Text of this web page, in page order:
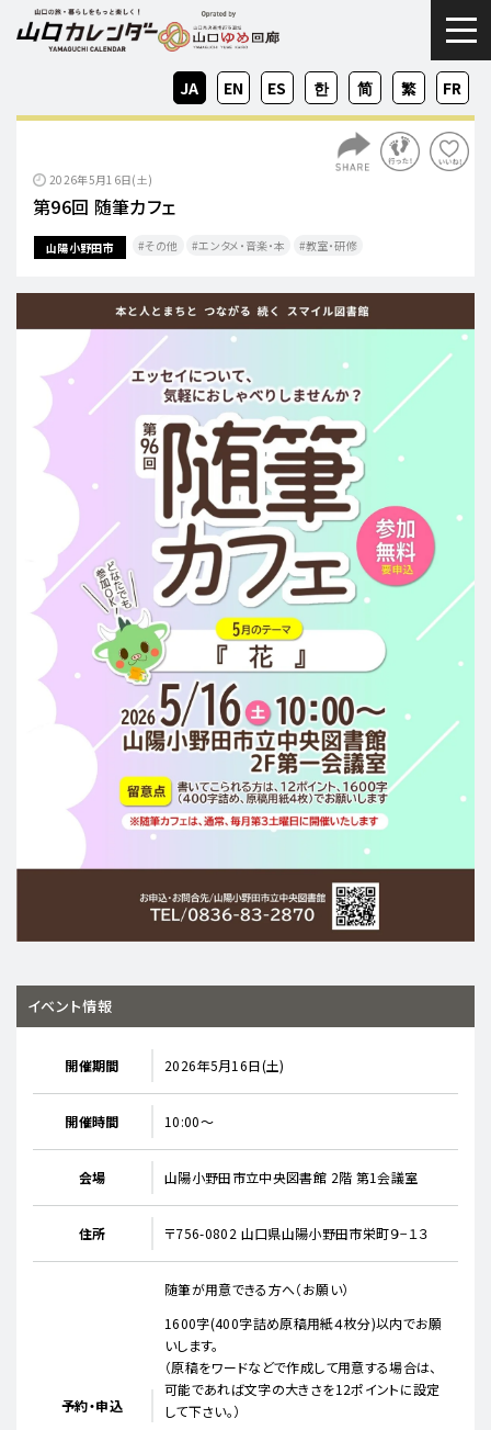
ZH-
CN
ZH-
TW
EN FR
JA KO
ES
2026年5月16日(土)
第96回 随筆カフェ
山陽小野田市 その他 エンタメ・音楽・本 教室・研修
イベント情報
開催期間 2026年5月16日(土)
開催時間 10:00～
会場 山陽小野田市立中央図書館 2階 第1会議室
住所 〒756-0802 山口県山陽小野田市栄町９−１３
予約・申込
随筆が用意できる方へ（お願い）
1600字(400字詰め原稿用紙４枚分)以内でお願
いします。
（原稿をワードなどで作成して用意する場合は、
可能であれば文字の大きさを12ポイントに設定
して下さい。）